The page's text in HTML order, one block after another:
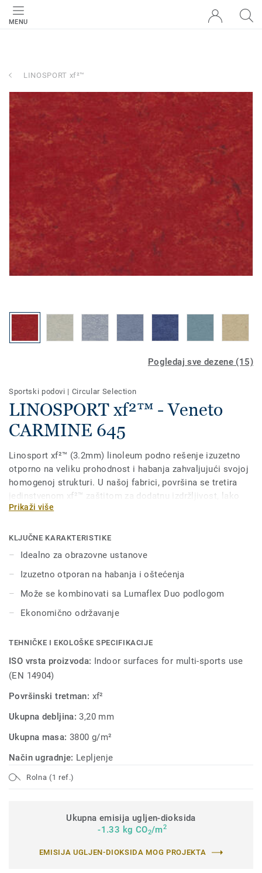
MENU
LINOSPORT xf²™
Pogledaj sve dezene (15)
Sportski podovi | Circular Selection
LINOSPORT xf²™ - Veneto
CARMINE 645
Linosport xf²™ (3.2mm) linoleum podno rešenje izuzetno
otporno na veliku prohodnost i habanja zahvaljujući svojoj
homogenoj strukturi. U našoj fabrici, površina se tretira
jedinstvenom xf²™ zaštitom za dodatnu izdržljivost, lako
čišćenje i ekonomično održavanje. Može se kombinovati
multifunkcionalnu upotebu unutar sportskih hala.
Prikaži više
KLJUČNE KARAKTERISTIKE
Idealno za obrazovne ustanove
Izuzetno otporan na habanja i oštećenja
Može se kombinovati sa Lumaflex Duo podlogom
Ekonomično održavanje
TEHNIČKE I EKOLOŠKE SPECIFIKACIJE
ISO vrsta proizvoda: Indoor surfaces for multi-sports use
(EN 14904)
Površinski tretman: xf²
Ukupna debljina:3,20 mm
Ukupna masa: 3800 g/m²
Način ugradnje: Lepljenje
Rolna (1 ref.)
Ukupna emisija ugljen-dioksida
-1.33 kg CO2/m2
EMISIJA UGLJEN-DIOKSIDA MOG PROJEKTA